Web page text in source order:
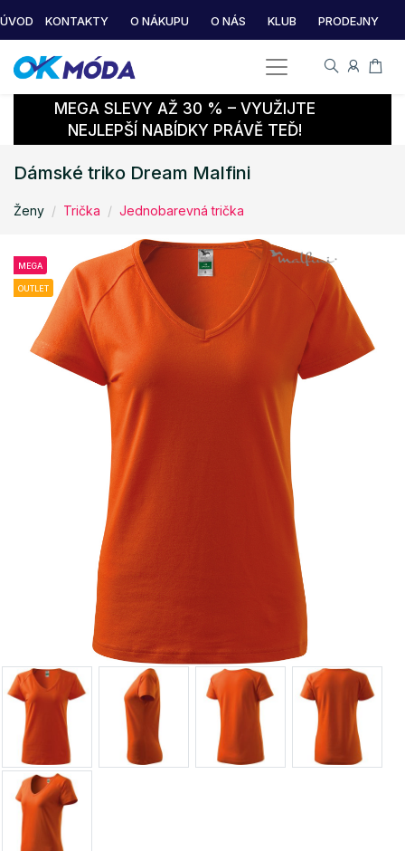
ÚVOD KONTAKTY O NÁKUPU O NÁS KLUB PRODEJNY
MEGA SLEVY AŽ 30 % – VYUŽIJTE
NEJLEPŠÍ NABÍDKY PRÁVĚ TEĎ!
Dámské triko Dream Malfini
Ženy Trička Jednobarevná trička
MEGA
OUTLET